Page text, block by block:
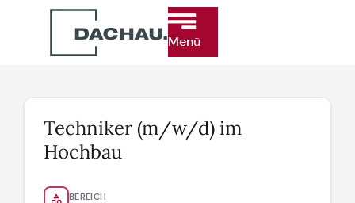
Menü
Techniker (m/w/d) im
Hochbau
BEREICH